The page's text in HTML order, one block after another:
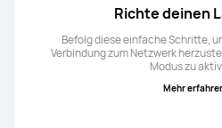
Richte deinen
Befolg diese einfache Schritte,
Verbindung zum Netzwerk
Modus zu
Mehr